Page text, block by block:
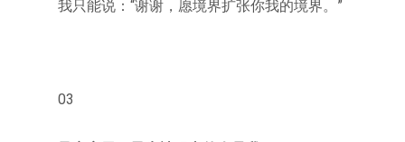
我只能说：“谢谢，愿境界扩张你我的境界。”
03